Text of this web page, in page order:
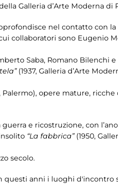
Galleria d’Arte Moderna di
nel contatto con la
collaboratori sono Eugenio
Saba, Romano Bilenchi e
(1937, Galleria d’Arte
Palermo), opere mature,
e ricostruzione, con
“La fabbrica”(1950,
secolo.
questi anni i luoghi d'incontro